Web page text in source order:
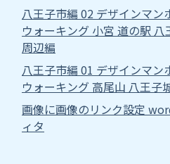
八王子市編 02 デザインマ
ウォーキング 小宮 道の駅
周辺編
八王子市編 01 デザインマ
ウォーキング 高尾山 八王子
画像に画像のリンク設定
ィタ